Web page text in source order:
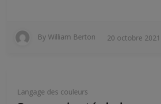
By William Berton 20 octobre 2021
Langage des couleurs